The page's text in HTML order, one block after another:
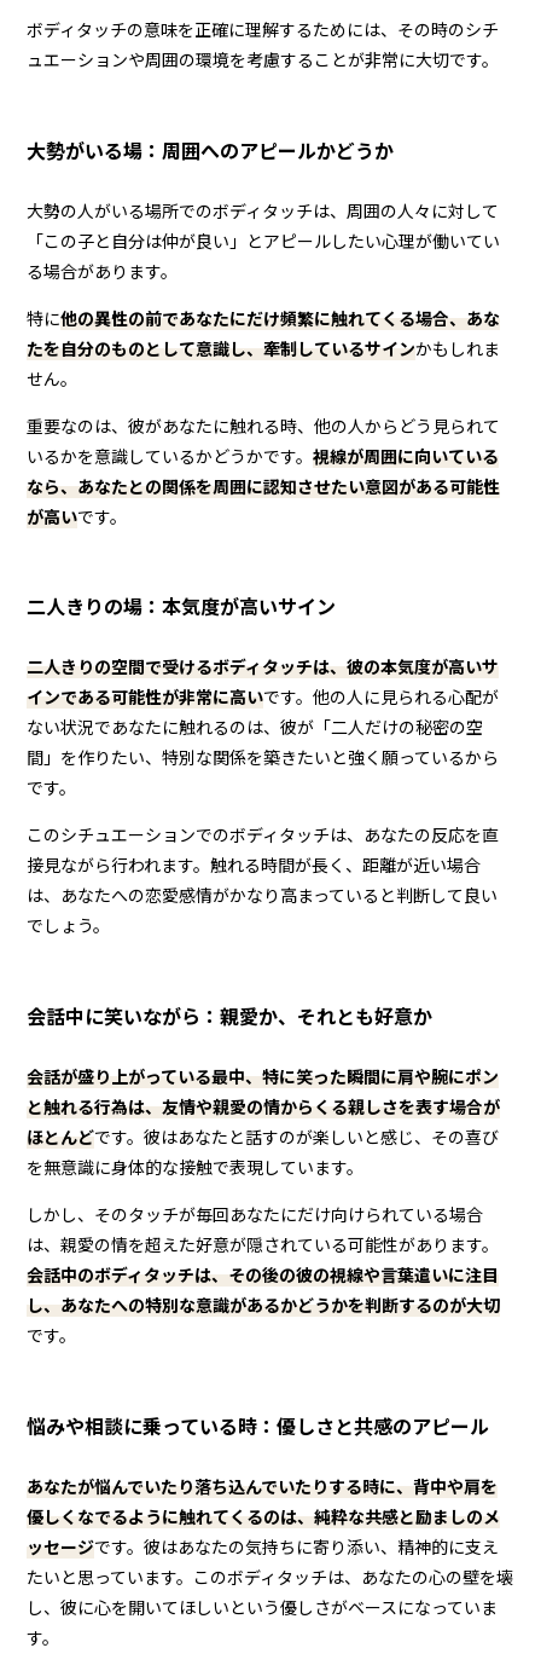
ボディタッチの意味を正確に理解するためには、その時のシチ
ュエーションや周囲の環境を考慮することが非常に大切です。
大勢がいる場：周囲へのアピールかどうか
大勢の人がいる場所でのボディタッチは、周囲の人々に対して
「この子と自分は仲が良い」とアピールしたい心理が働いてい
る場合があります。
特に他の異性の前であなたにだけ頻繁に触れてくる場合、あな
たを自分のものとして意識し、牽制しているサインかもしれま
せん。
重要なのは、彼があなたに触れる時、他の人からどう見られて
いるかを意識しているかどうかです。視線が周囲に向いている
なら、あなたとの関係を周囲に認知させたい意図がある可能性
が高いです。
二人きりの場：本気度が高いサイン
二人きりの空間で受けるボディタッチは、彼の本気度が高いサ
インである可能性が非常に高いです。他の人に見られる心配が
ない状況であなたに触れるのは、彼が「二人だけの秘密の空
間」を作りたい、特別な関係を築きたいと強く願っているから
です。
このシチュエーションでのボディタッチは、あなたの反応を直
接見ながら行われます。触れる時間が長く、距離が近い場合
は、あなたへの恋愛感情がかなり高まっていると判断して良い
でしょう。
会話中に笑いながら：親愛か、それとも好意か
会話が盛り上がっている最中、特に笑った瞬間に肩や腕にポン
と触れる行為は、友情や親愛の情からくる親しさを表す場合が
ほとんどです。彼はあなたと話すのが楽しいと感じ、その喜び
を無意識に身体的な接触で表現しています。
しかし、そのタッチが毎回あなたにだけ向けられている場合
は、親愛の情を超えた好意が隠されている可能性があります。
会話中のボディタッチは、その後の彼の視線や言葉遣いに注目
し、あなたへの特別な意識があるかどうかを判断するのが大切
です。
悩みや相談に乗っている時：優しさと共感のアピール
あなたが悩んでいたり落ち込んでいたりする時に、背中や肩を
優しくなでるように触れてくるのは、純粋な共感と励ましのメ
ッセージです。彼はあなたの気持ちに寄り添い、精神的に支え
たいと思っています。このボディタッチは、あなたの心の壁を壊
し、彼に心を開いてほしいという優しさがベースになっていま
す。